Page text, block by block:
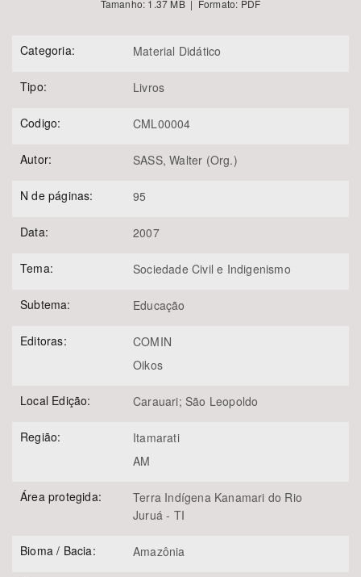
Tamanho: 1.37 MB | Formato: PDF
Categoria: Material Didático
Tipo: Livros
Codigo: CML00004
Autor: SASS, Walter (Org.)
N de páginas: 95
Data: 2007
Tema: Sociedade Civil e Indigenismo
Subtema: Educação
Editoras:
COMIN
Oikos
Local Edição: Carauari; São Leopoldo
Região:
Itamarati
AM
Área protegida:
Terra Indígena Kanamari do Rio
Juruá - TI
Bioma / Bacia: Amazônia